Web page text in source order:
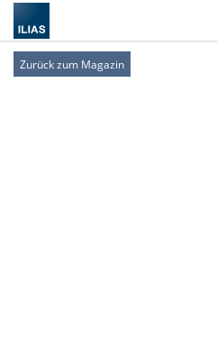
Zurück zum Magazin